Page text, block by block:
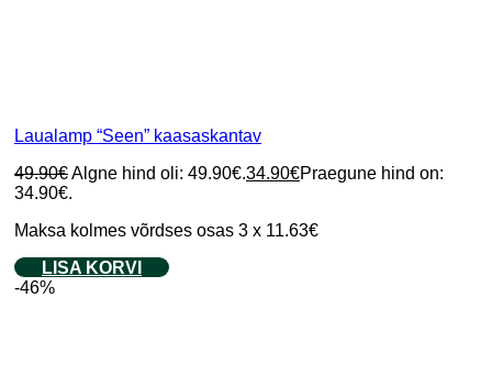
Laualamp “Seen” kaasaskantav
49.90€Algne hind oli: 49.90€.34.90€Praegune hind on:
34.90€.
Maksa kolmes võrdses osas 3 x 11.63€
LISA KORVI
-46%